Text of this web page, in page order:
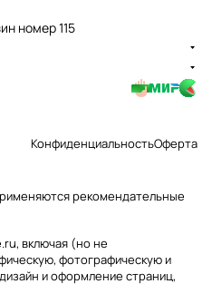
номер 115
КонфиденциальностьОферта
рекомендательные
включая (но не
фотографическую и
и оформление страниц,